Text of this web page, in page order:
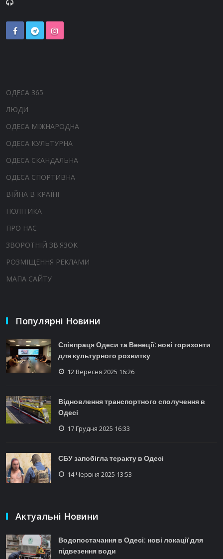
ОДЕСА 365
ЛЮДИ
ОДЕСА МІЖНАРОДНА
ОДЕСА КУЛЬТУРНА
ОДЕСА СКАНДАЛЬНА
ОДЕСА СПОРТИВНА
ВІЙНА В КРАЇНІ
ПОЛІТИКА
ПРО НАС
ЗВОРОТНІЙ ЗВ'ЯЗОК
РОЗМІЩЕННЯ РЕКЛАМИ
МАПА САЙТУ
Популярні Новини
Співпраця Одеси та Венеції: нові горизонти
для культурного розвитку
12 Вересня 2025 16:26
Відновлення транспортного сполучення в
Одесі
17 Грудня 2025 16:33
СБУ запобігла теракту в Одесі
14 Червня 2025 13:53
Актуальні Новини
Водопостачання в Одесі: нові локації для
підвезення води